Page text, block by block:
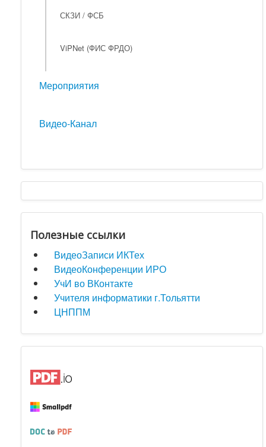
СКЗИ / ФСБ
ViPNet (ФИС ФРДО)
Мероприятия
Видео-Канал
Полезные ссылки
ВидеоЗаписи ИКТех
ВидеоКонференции ИРО
УчИ во ВКонтакте
Учителя информатики г.Тольятти
ЦНППМ